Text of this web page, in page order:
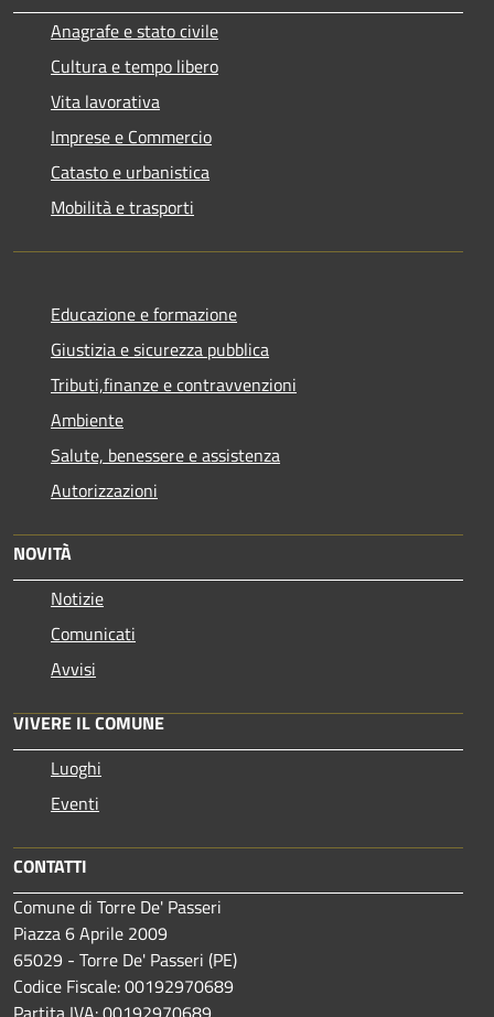
Anagrafe e stato civile
Cultura e tempo libero
Vita lavorativa
Imprese e Commercio
Catasto e urbanistica
Mobilità e trasporti
Educazione e formazione
Giustizia e sicurezza pubblica
Tributi,finanze e contravvenzioni
Ambiente
Salute, benessere e assistenza
Autorizzazioni
NOVITÀ
Notizie
Comunicati
Avvisi
VIVERE IL COMUNE
Luoghi
Eventi
CONTATTI
Comune di Torre De' Passeri
Piazza 6 Aprile 2009
65029 - Torre De' Passeri (PE)
Codice Fiscale: 00192970689